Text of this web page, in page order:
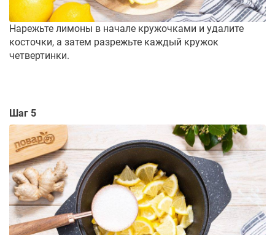
Нарежьте лимоны в начале кружочками и удалите
косточки, а затем разрежьте каждый кружок
четвертинки.
Шаг 5